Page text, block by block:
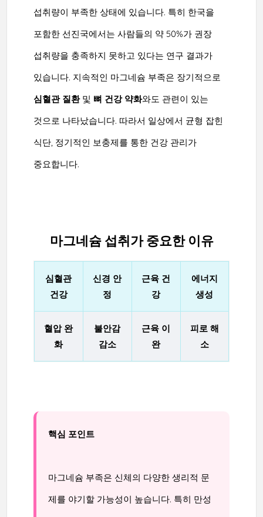
섭취량이 부족한 상태에 있습니다. 특히 한국을
포함한 선진국에서는 사람들의 약 50%가 권장
섭취량을 충족하지 못하고 있다는 연구 결과가
있습니다. 지속적인 마그네슘 부족은 장기적으로
심혈관 질환및 뼈 건강 약화와도 관련이 있는
것으로 나타났습니다. 따라서 일상에서 균형 잡힌
식단, 정기적인 보충제를 통한 건강 관리가
중요합니다.
마그네슘 섭취가 중요한 이유
심혈관
건강
신경 안
정
근육 건
강
에너지
생성
혈압 완
화
불안감
감소
근육 이
완
피로 해
소
핵심 포인트
마그네슘 부족은 신체의 다양한 생리적 문
제를 야기할 가능성이 높습니다. 특히 만성